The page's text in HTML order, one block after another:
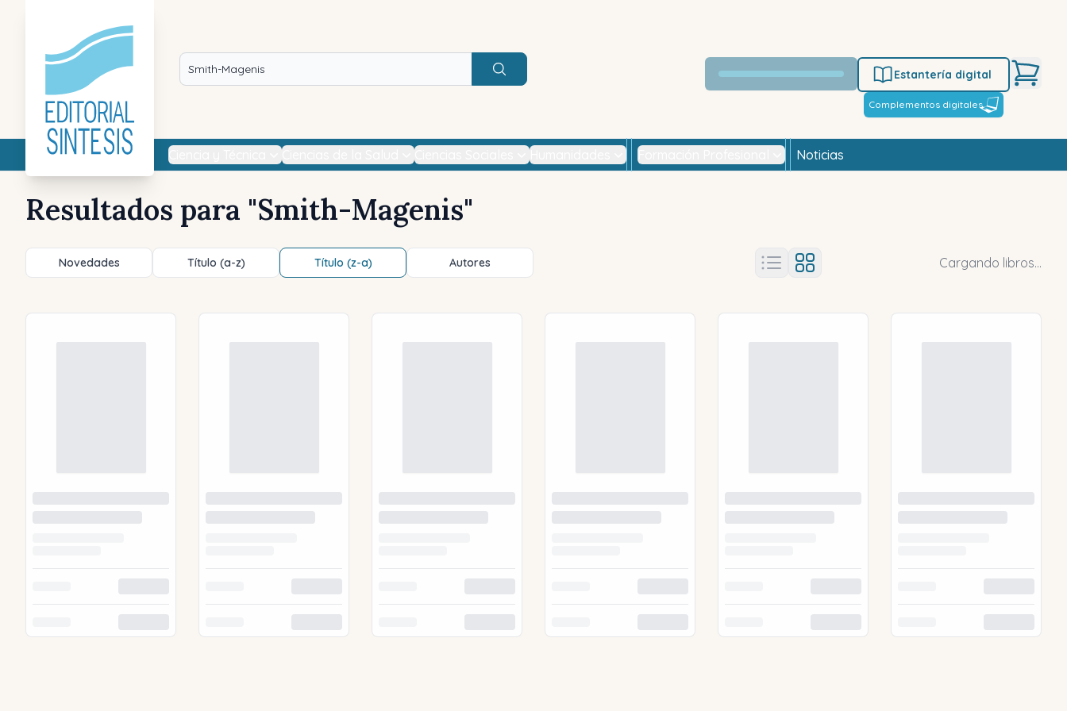
Buscar
Estantería digital
Complementos digitales
Noticias
Resultados para "Smith-Magenis"
Novedades Título (a-z) Título (z-a) Autores Cargando libros...